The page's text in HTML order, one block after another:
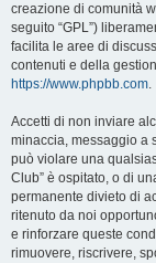
creazione di comunità
seguito “GPL”)
facilita le aree di
contenuti e della
https://www.phpbb.com.
Accetti di non inviare
minaccia, messaggio a
può violare una
Club” è ospitato, o di
permanente divieto di
ritenuto da noi
e rinforzare queste
rimuovere, riscrivere,